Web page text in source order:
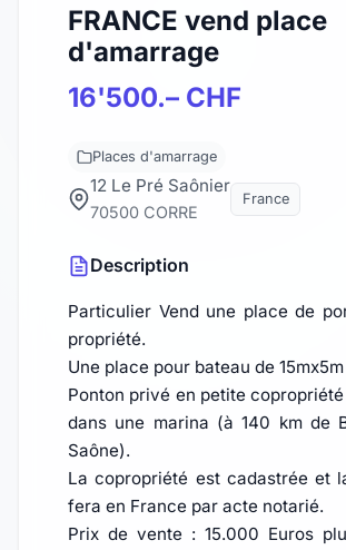
FRANCE vend place
d'amarrage
16'500.– CHF
Places d'amarrage
12 Le Pré Saônier
70500 CORRE
France
Description
Particulier Vend une place de
propriété.
Une place pour bateau de
Ponton privé en petite
dans une marina (à 140 km de
Saône).
La copropriété est cadastrée et
fera en France par acte notarié.
Prix de vente : 15.000 Euros